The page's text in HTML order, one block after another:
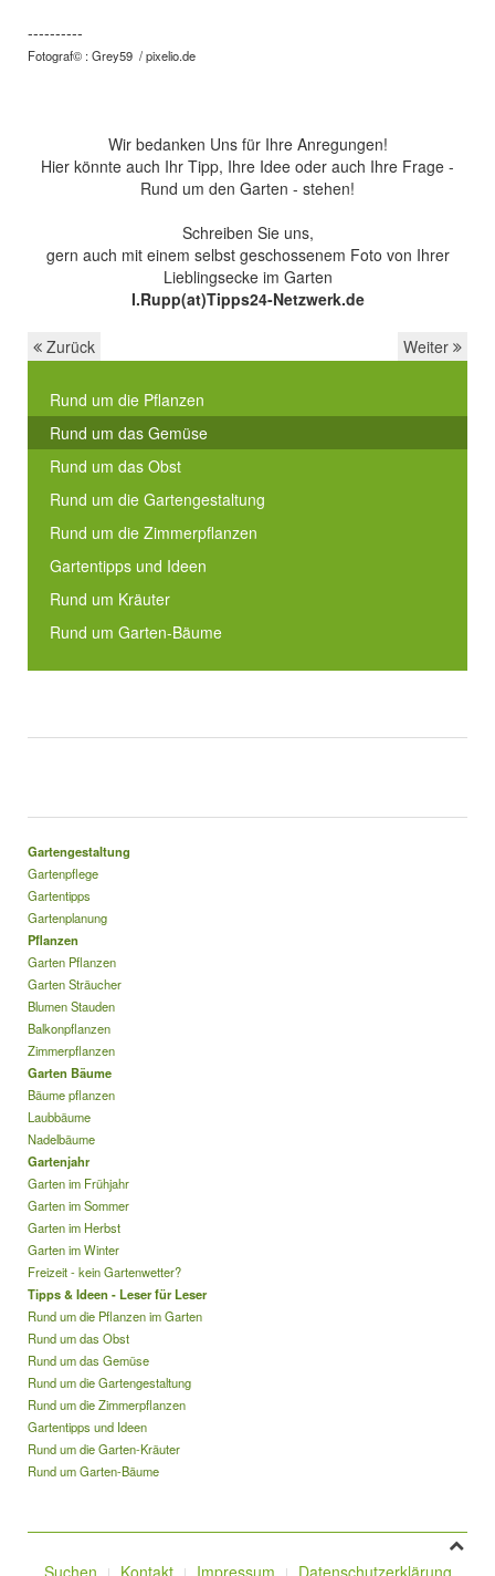
----------
Fotograf© : Grey59 / pixelio.de
Wir bedanken Uns für Ihre Anregungen!
Hier könnte auch Ihr Tipp, Ihre Idee oder auch Ihre Frage -
Rund um den Garten - stehen!
Schreiben Sie uns,
gern auch mit einem selbst geschossenem Foto von Ihrer
Lieblingsecke im Garten
I.Rupp(at)Tipps24-Netzwerk.de
Zurück Weiter
Rund um die Pflanzen
Rund um das Gemüse
Rund um das Obst
Rund um die Gartengestaltung
Rund um die Zimmerpflanzen
Gartentipps und Ideen
Rund um Kräuter
Rund um Garten-Bäume
Gartengestaltung
Gartenpflege
Gartentipps
Gartenplanung
Pflanzen
Garten Pflanzen
Garten Sträucher
Blumen Stauden
Balkonpflanzen
Zimmerpflanzen
Garten Bäume
Bäume pflanzen
Laubbäume
Nadelbäume
Gartenjahr
Garten im Frühjahr
Garten im Sommer
Garten im Herbst
Garten im Winter
Freizeit - kein Gartenwetter?
Tipps & Ideen - Leser für Leser
Rund um die Pflanzen im Garten
Rund um das Obst
Rund um das Gemüse
Rund um die Gartengestaltung
Rund um die Zimmerpflanzen
Gartentipps und Ideen
Rund um die Garten-Kräuter
Rund um Garten-Bäume
Suchen Kontakt Impressum Datenschutzerklärung